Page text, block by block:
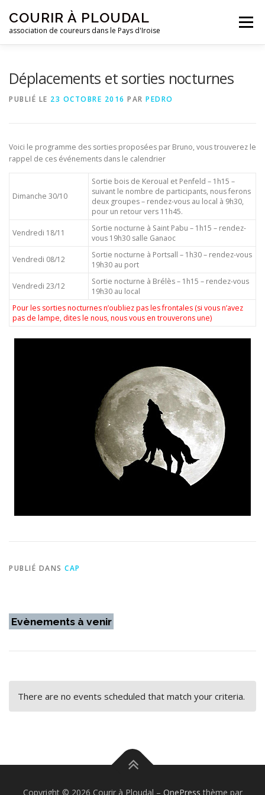
contenu
COURIR À PLOUDAL
association de coureurs dans le Pays d'Iroise
Menu
CONTACTEZ-NOUS !
Déplacements et sorties nocturnes
PUBLIÉ LE 23 OCTOBRE 2016 PAR PEDRO
Voici le programme des sorties proposées par Bruno, vous trouverez le
rappel de ces événements dans le calendrier
Dimanche 30/10
Sortie bois de Keroual et Penfeld – 1h15 –
suivant le nombre de participants, nous ferons
deux groupes – rendez-vous au local à 9h30,
pour un retour vers 11h45.
Vendredi 18/11
Sortie nocturne à Saint Pabu – 1h15 – rendez-
vous 19h30 salle Ganaoc
Vendredi 08/12
Sortie nocturne à Portsall – 1h30 – rendez-vous
19h30 au port
Vendredi 23/12
Sortie nocturne à Brélès – 1h15 – rendez-vous
19h30 au local
Pour les sorties nocturnes n’oubliez pas les frontales (si vous n’avez
pas de lampe, dites le nous, nous vous en trouverons une)
PUBLIÉ DANS CAP
Evènements à venir
There are no events scheduled that match your criteria.
Copyright © 2026 Courir à Ploudal – OnePress thème par